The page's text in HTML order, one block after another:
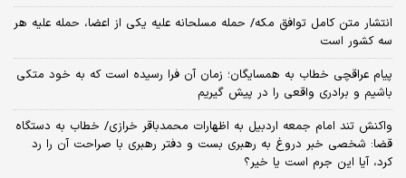
انتشار متن کامل توافق مکه/ حمله مسلحانه علیه یکی از اعضا، حمله علیه هر
سه کشور است
پیام عراقچی خطاب به همسایگان؛ زمان آن فرا رسیده است که به خود متکی
باشیم و برادری واقعی را در پیش گیریم
واکنش تند امام جمعه اردبیل به اظهارات محمدباقر خرازی/ خطاب به دستگاه
قضا: شخصی خبر دروغ به رهبری بست و دفتر رهبری با صراحت آن را رد
کرد، آیا این جرم است یا خیر؟